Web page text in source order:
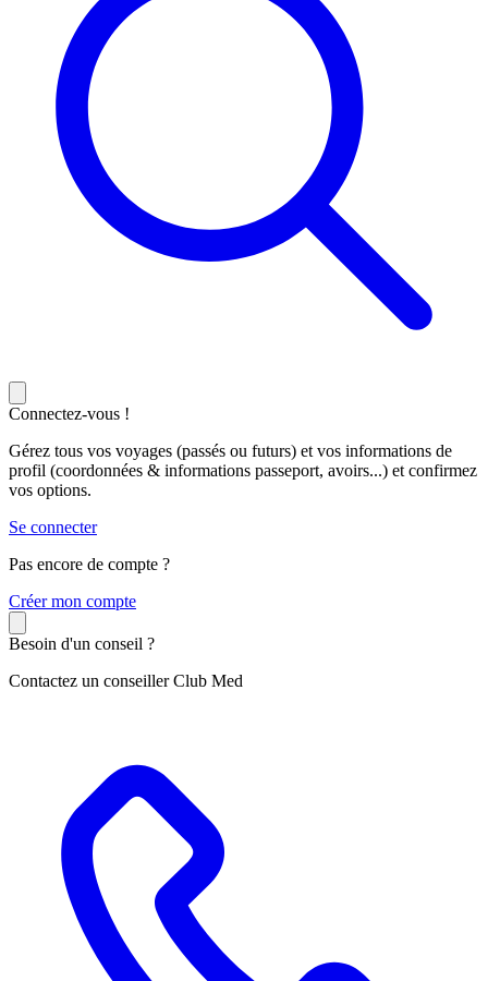
Connectez-vous !
Gérez tous vos voyages (passés ou futurs) et vos informations de
profil (coordonnées & informations passeport, avoirs...) et confirmez
vos options.
Se connecter
Pas encore de compte ?
Créer mon compte
Besoin d'un conseil ?
Contactez un conseiller Club Med